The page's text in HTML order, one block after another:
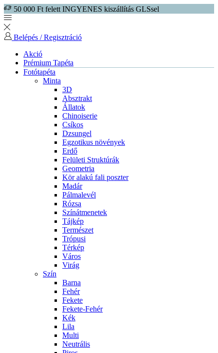
50 000 Ft felett INGYENES kiszállítás GLSsel
Belépés / Regisztráció
Akció
Prémium Tapéta
Fotótapéta
Minta
3D
Absztrakt
Állatok
Chinoiserie
Csíkos
Dzsungel
Egzotikus növények
Erdő
Felületi Struktúrák
Geometria
Kör alakú fali poszter
Madár
Pálmalevél
Rózsa
Színátmenetek
Tájkép
Természet
Trópusi
Térkép
Város
Virág
Szín
Barna
Fehér
Fekete
Fekete-Fehér
Kék
Lila
Multi
Neutrális